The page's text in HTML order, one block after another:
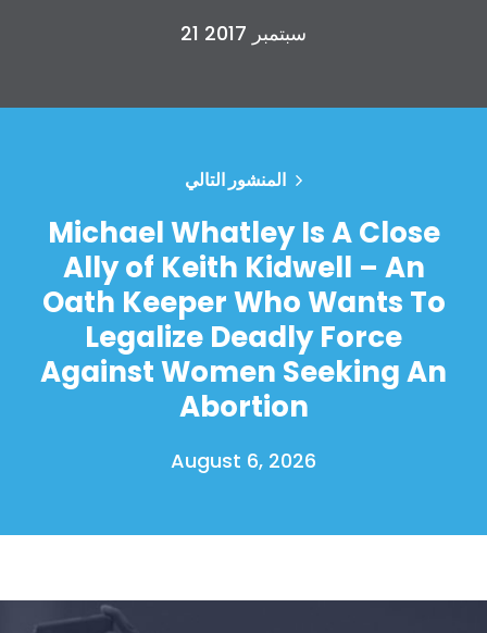
Shop
21 سبتمبر 2017
المنشور التالي
Michael Whatley Is A Close
Ally of Keith Kidwell – An
Oath Keeper Who Wants To
Legalize Deadly Force
Against Women Seeking An
Abortion
August 6, 2026